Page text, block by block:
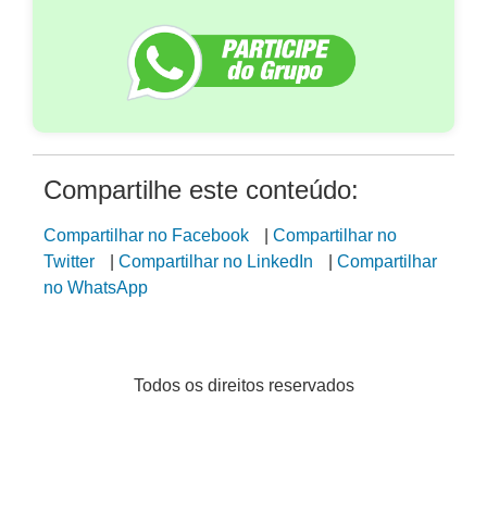
Compartilhe este conteúdo:
Compartilhar no Facebook
Compartilhar no
Twitter
Compartilhar no LinkedIn
Compartilhar
no WhatsApp
Todos os direitos reservados